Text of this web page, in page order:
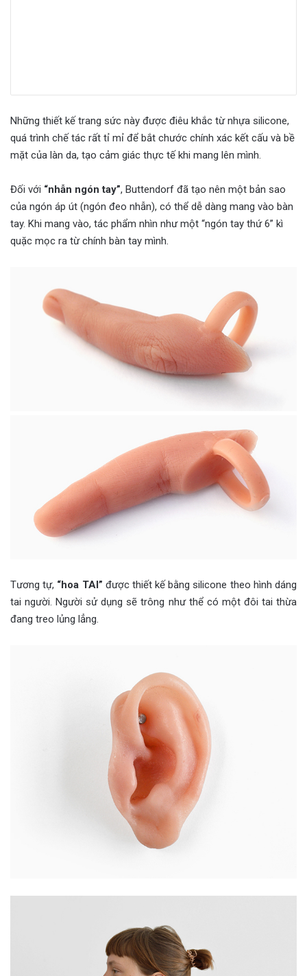
Những thiết kế trang sức này được điêu khắc từ nhựa silicone,
quá trình chế tác rất tỉ mỉ để bắt chước chính xác kết cấu và bề
mặt của làn da, tạo cảm giác thực tế khi mang lên mình.
Đối với “nhẫn ngón tay”, Buttendorf đã tạo nên một bản sao
của ngón áp út (ngón đeo nhẫn), có thể dễ dàng mang vào bàn
tay. Khi mang vào, tác phẩm nhìn như một “ngón tay thứ 6” kì
quặc mọc ra từ chính bàn tay mình.
Tương tự, “hoa TAI” được thiết kế bằng silicone theo hình dáng
tai người. Người sử dụng sẽ trông như thể có một đôi tai thừa
đang treo lủng lẳng.